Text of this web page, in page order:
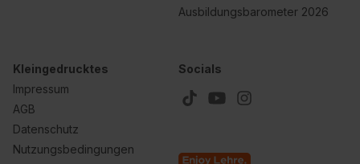
Ausbildungsbarometer 2026
Kleingedrucktes
Impressum
AGB
Datenschutz
Nutzungsbedingungen
Socials